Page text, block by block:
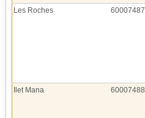
Les Roches 60007487
Ilet Mana 60007488